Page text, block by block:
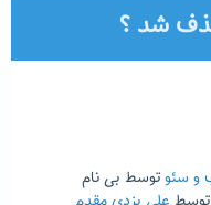
شد ؟
و سئوتوسط بی نام